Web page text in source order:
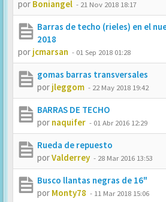
por Boniangel - 21 Nov 2018 18:17
Barras de techo (rieles) en el
2018
por jcmarsan - 01 Sep 2018 01:28
gomas barras transversales
por jleggom - 22 May 2018 19:42
BARRAS DE TECHO
por naquifer - 01 Abr 2016 12:29
Rueda de repuesto
porValderrey - 28 Mar 2016 13:53
Busco llantas negras de 16"
por Monty78 - 11 Mar 2018 15:06